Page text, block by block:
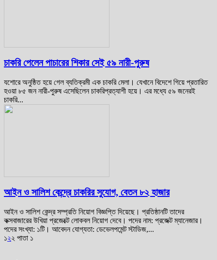
চাকরি পেলেন পাচারের শিকার সেই ৫৯ নারী-পুরুষ
যশোরে অনুষ্ঠিত হয়ে গেল ব্যতিক্রমী এক চাকরি মেলা। যেখানে বিদেশে গিয়ে প্রতারিত
হওয়া ৮৫ জন নারী-পুরুষ এসেছিলেন চাকরিপ্রত্যাশী হয়ে। এর মধ্যে ৫৯ জনেরই
চাকরি...
আইন ও সালিশ কেন্দ্রে চাকরির সুযোগ, বেতন ৮২ হাজার
আইন ও সালিশ কেন্দ্র সম্প্রতি নিয়োগ বিজ্ঞপ্তি দিয়েছে। প্রতিষ্ঠানটি তাদের
কক্সবাজারের উখিয়া প্রজেক্টে লোকবল নিয়োগ দেবে। পদের নাম: প্রজেক্ট ম্যানেজার।
পদের সংখ্যা: ১টি। আবেদন যোগ্যতা: ডেভেলপমেন্ট স্টাডিজ,...
১২২ পাতা ১